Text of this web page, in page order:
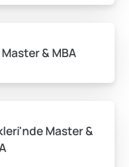
& MBA
Master &